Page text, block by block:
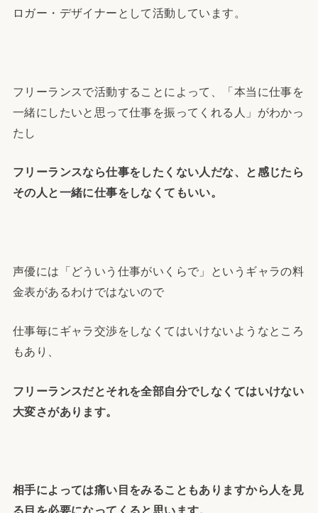
ロガー・デザイナーとして活動しています。
フリーランスで活動することによって、「本当に仕事を
一緒にしたいと思って仕事を振ってくれる人」がわかっ
たし
フリーランスなら仕事をしたくない人だな、と感じたら
その人と一緒に仕事をしなくてもいい。
声優には「どういう仕事がいくらで」というギャラの料
金表があるわけではないので
仕事毎にギャラ交渉をしなくてはいけないようなところ
もあり、
フリーランスだとそれを全部自分でしなくてはいけない
大変さがあります。
相手によっては痛い目をみることもありますから人を見
る目を必要になってくると思います。